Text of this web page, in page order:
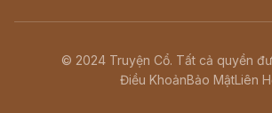
© 2024 Truyện Cổ. Tất cả quyền
Điều KhoảnBảo MậtLiên